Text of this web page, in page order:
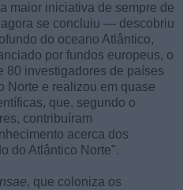
maior iniciativa de sempre de
se concluiu — descobriu
do oceano Atlântico,
por fundos europeus, o
80 investigadores de países
Norte e realizou em quase
que, segundo o
contribuíram
acerca dos
do Atlântico Norte".
, que coloniza os